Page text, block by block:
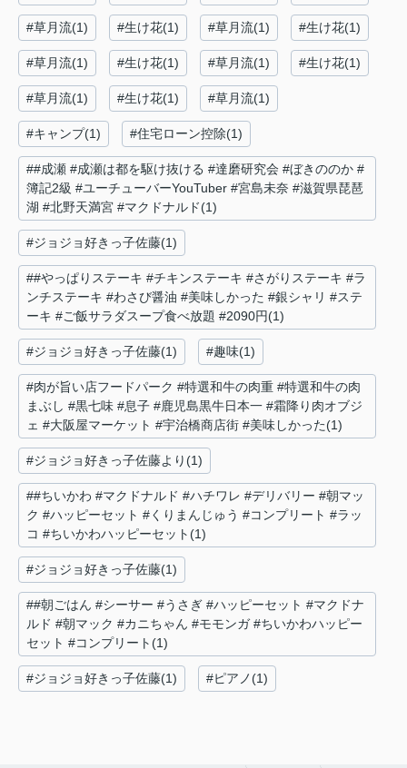
#草月流(1) #生け花(1) #草月流(1) #生け花(1)
#草月流(1) #生け花(1) #草月流(1) #生け花(1)
#草月流(1) #生け花(1) #草月流(1)
#キャンプ(1) #住宅ローン控除(1)
##成瀬 #成瀬は都を駆け抜ける #達磨研究会 #ぼきののか #
簿記2級 #ユーチューバーYouTuber #宮島未奈 #滋賀県琵琶
湖 #北野天満宮 #マクドナルド(1)
#ジョジョ好きっ子佐藤(1)
##やっぱりステーキ #チキンステーキ #さがりステーキ #ラ
ンチステーキ #わさび醤油 #美味しかった #銀シャリ #ステ
ーキ #ご飯サラダスープ食べ放題 #2090円(1)
#ジョジョ好きっ子佐藤(1) #趣味(1)
#肉が旨い店フードパーク #特選和牛の肉重 #特選和牛の肉
まぶし #黒七味 #息子 #鹿児島黒牛日本一 #霜降り肉オブジ
ェ #大阪屋マーケット #宇治橋商店街 #美味しかった(1)
#ジョジョ好きっ子佐藤より(1)
##ちいかわ #マクドナルド #ハチワレ #デリバリー #朝マッ
ク #ハッピーセット #くりまんじゅう #コンプリート #ラッ
コ #ちいかわハッピーセット(1)
#ジョジョ好きっ子佐藤(1)
##朝ごはん #シーサー #うさぎ #ハッピーセット #マクドナ
ルド #朝マック #カニちゃん #モモンガ #ちいかわハッピー
セット #コンプリート(1)
#ジョジョ好きっ子佐藤(1) #ピアノ(1)